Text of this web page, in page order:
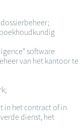
software
van het kantoor te
in het contract of in
dienst, het